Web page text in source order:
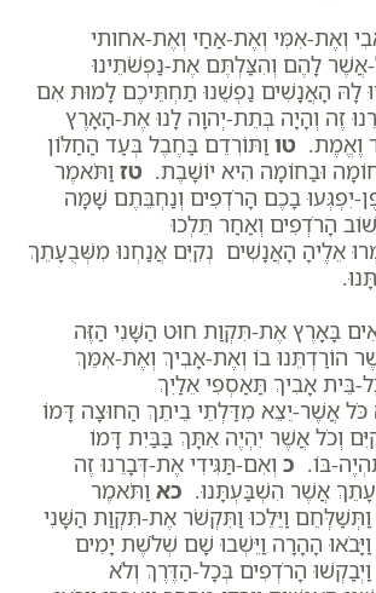
וְאֶת-אִמִּי וְאֶת-אַחַי וְאֶת-אחותי
אֲשֶׁר לָהֶם וְהִצַּלְתֶּם אֶת-נַפְשֹׁתֵינוּ
לָהּ הָאֲנָשִׁים נַפְשֵׁנוּ תַחְתֵּיכֶם לָמוּת אִם
זֶה וְהָיָה בְּתֵת-יְהוָה לָנוּ אֶת-הָאָרֶץ
וֶאֱמֶת. טו וַתּוֹרִדֵם בַּחֶבֶל בְּעַד הַחַלּוֹן
וּבַחוֹמָה הִיא יוֹשָׁבֶת. טז וַתֹּאמֶר
יִפְגְּעוּ בָכֶם הָרֹדְפִים וְנַחְבֵּתֶם שָׁמָּה
הָרֹדְפִים וְאַחַר תֵּלְכוּ
אֵלֶיהָ הָאֲנָשִׁים נְקִיִּם אֲנַחְנוּ מִשְּׁבֻעָתֵךְ
בָּאָרֶץ אֶת-תִּקְוַת חוּט הַשָּׁנִי הַזֶּה
הוֹרַדְתֵּנוּ בוֹ וְאֶת-אָבִיךְ וְאֶת-אִמֵּךְ
בֵּית אָבִיךְ תַּאַסְפִי אֵלַיִךְ
כֹּל אֲשֶׁר-יֵצֵא מִדַּלְתֵי בֵיתֵךְ הַחוּצָה דָּמוֹ
וְכֹל אֲשֶׁר יִהְיֶה אִתָּךְ בַּבַּיִת דָּמוֹ
בּוֹ. כ וְאִם-תַּגִּידִי אֶת-דְּבָרֵנוּ זֶה
אֲשֶׁר הִשְׁבַּעְתָּנוּ. כא וַתֹּאמֶר
וַתְּשַׁלְּחֵם וַיֵּלֵכוּ וַתִּקְשֹׁר אֶת-תִּקְוַת הַשָּׁנִי
וַיָּבֹאוּ הָהָרָה וַיֵּשְׁבוּ שָׁם שְׁלֹשֶׁת יָמִים
הָרֹדְפִים בְּכָל-הַדֶּרֶךְ וְלֹא